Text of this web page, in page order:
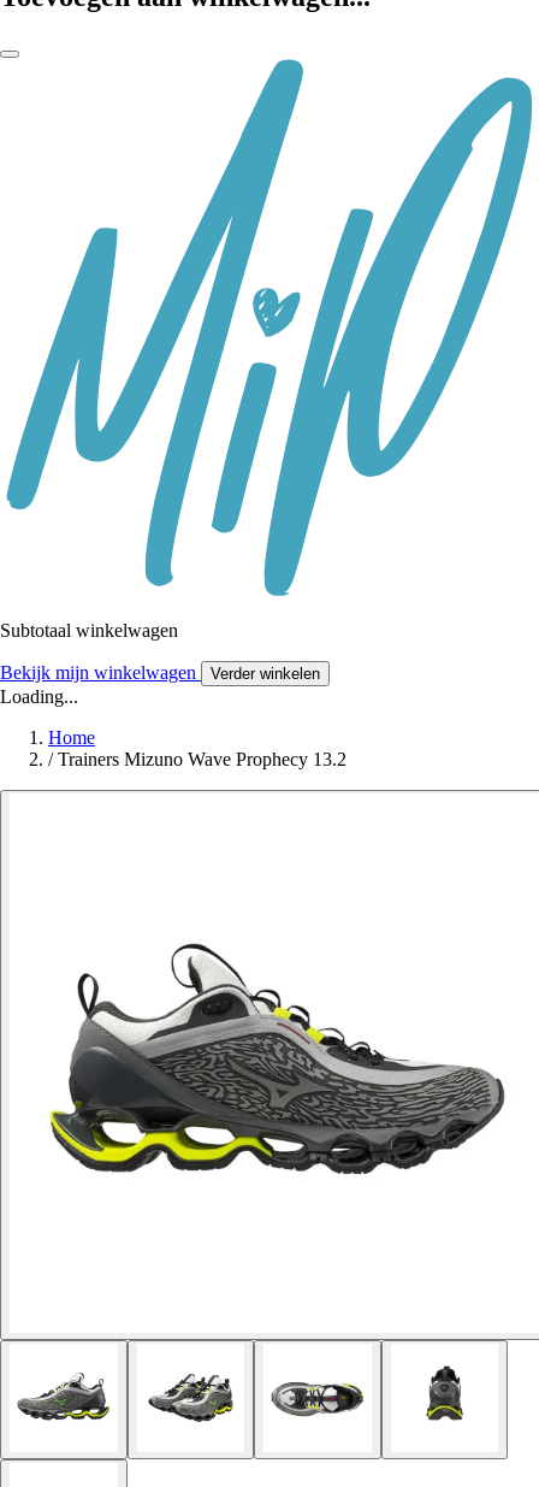
Subtotaal winkelwagen
Bekijk mijn winkelwagen Verder winkelen
Loading...
Home
/ Trainers Mizuno Wave Prophecy 13.2